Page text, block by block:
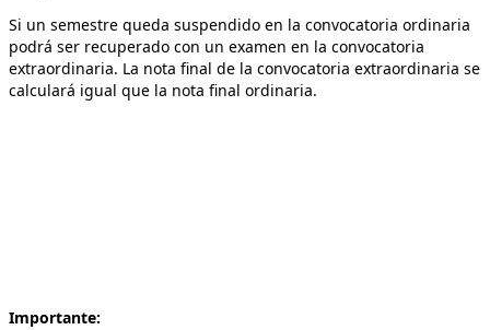
Si un semestre queda suspendido en la convocatoria ordinaria
podrá ser recuperado con un examen en la convocatoria
extraordinaria. La nota final de la convocatoria extraordinaria se
calculará igual que la nota final ordinaria.
Importante: